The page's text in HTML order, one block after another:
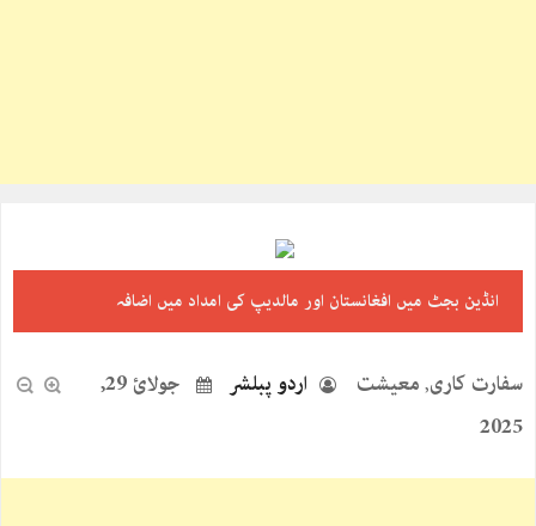
انڈین بجٹ میں افغانستان اور مالدیپ کی امداد میں اضافہ
سفارت کاری, معیشت اردو پبلشر
جولائ 29,
2025